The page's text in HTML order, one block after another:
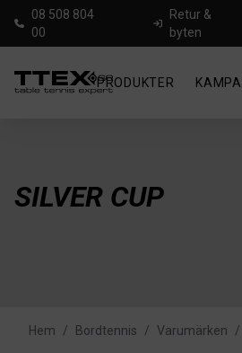
08 508 804
00
Retur &
byten
PRODUKTER
SILVER CUP
Hem / Bordtennis / Varumärken /